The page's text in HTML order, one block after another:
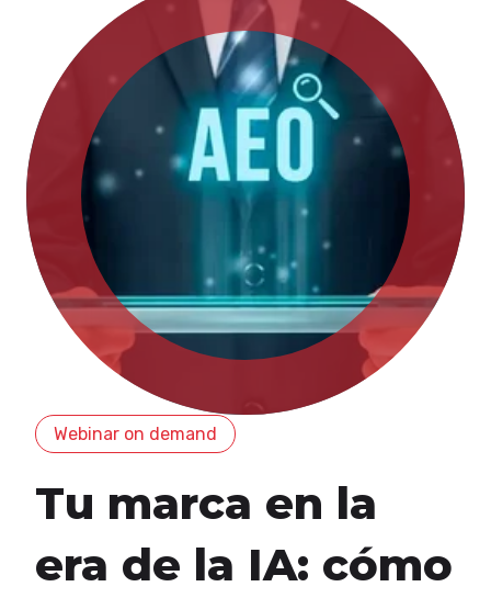
Webinar on demand
Tu marca en la
era de la IA: cómo